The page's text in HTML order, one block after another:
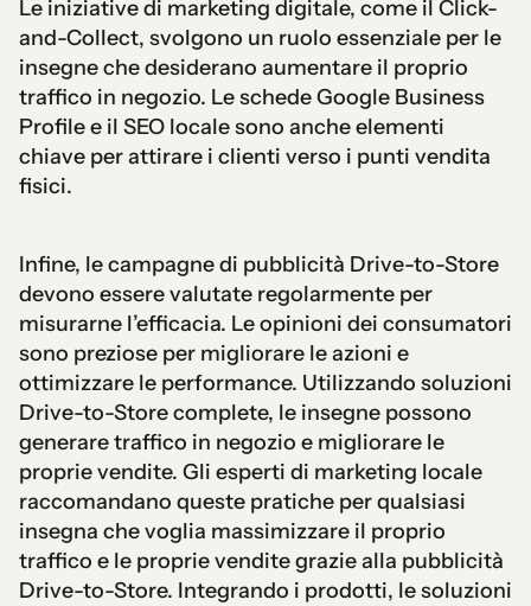
Le iniziative di marketing digitale, come il Click-
and-Collect, svolgono un ruolo essenziale per le
insegne che desiderano aumentare il proprio
traffico in negozio. Le schede Google Business
Profile e il SEO locale sono anche elementi
chiave per attirare i clienti verso i punti vendita
fisici.
Infine, le campagne di pubblicità Drive-to-Store
devono essere valutate regolarmente per
misurarne l’efficacia. Le opinioni dei consumatori
sono preziose per migliorare le azioni e
ottimizzare le performance. Utilizzando soluzioni
Drive-to-Store complete, le insegne possono
generare traffico in negozio e migliorare le
proprie vendite. Gli esperti di marketing locale
raccomandano queste pratiche per qualsiasi
insegna che voglia massimizzare il proprio
traffico e le proprie vendite grazie alla pubblicità
Drive-to-Store. Integrando i prodotti, le soluzioni